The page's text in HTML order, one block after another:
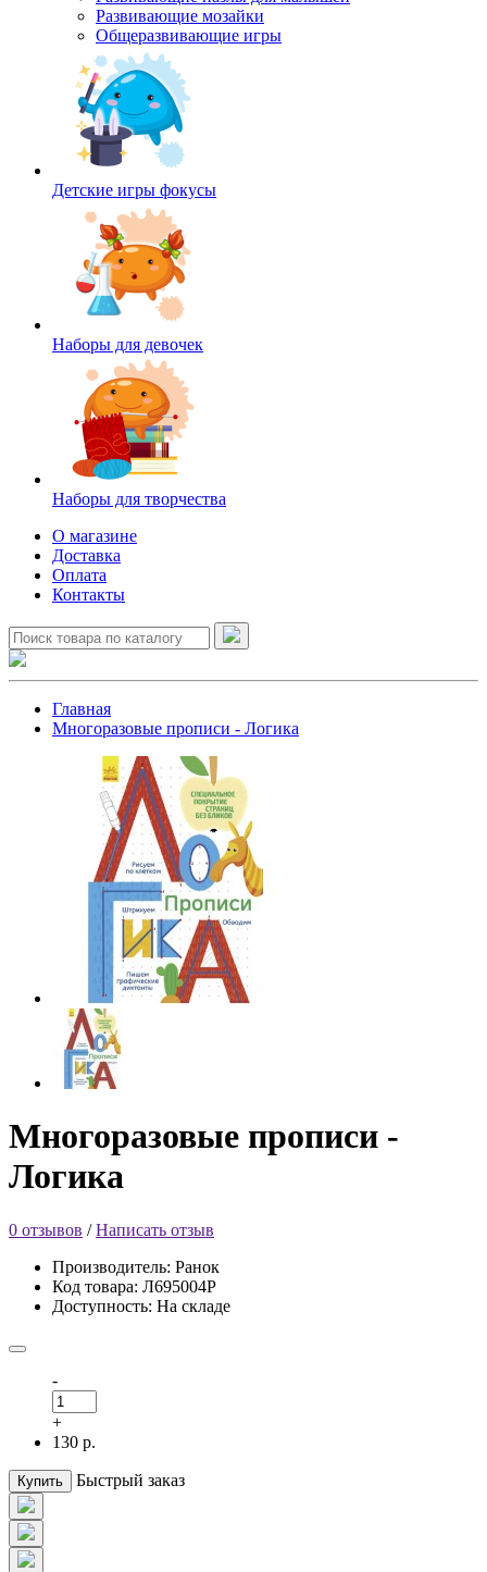
Развивающие мозайки
Общеразвивающие игры
Детские игры фокусы
Наборы для девочек
Наборы для творчества
О магазине
Доставка
Оплата
Контакты
Главная
Многоразовые прописи - Логика
Многоразовые прописи -
Логика
0 отзывов /Написать отзыв
Производитель: Ранок
Код товара: Л695004Р
Доступность: На складе
-
+
130 р.
Купить Быстрый заказ